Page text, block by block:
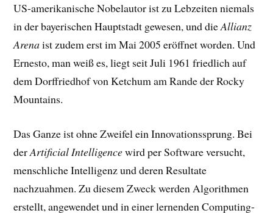
US-amerikanische Nobelautor ist zu Lebzeiten niemals
in der bayerischen Hauptstadt gewesen, und dieAllianz
Arenaist zudem erst im Mai 2005 eröffnet worden. Und
Ernesto, man weiß es, liegt seit Juli 1961 friedlich auf
dem Dorffriedhof von Ketchum am Rande der Rocky
Mountains.
Das Ganze ist ohne Zweifel ein Innovationssprung. Bei
derArtificial Intelligencewird per Software versucht,
menschliche Intelligenz und deren Resultate
nachzuahmen. Zu diesem Zweck werden Algorithmen
erstellt, angewendet und in einer lernenden Computing-